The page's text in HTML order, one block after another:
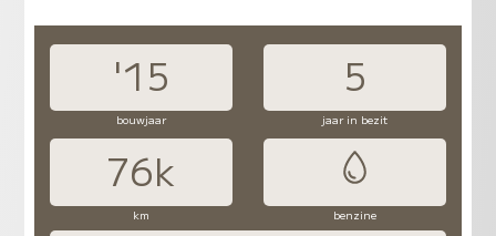
'15 5
bouwjaar jaar in bezit
76k
km benzine